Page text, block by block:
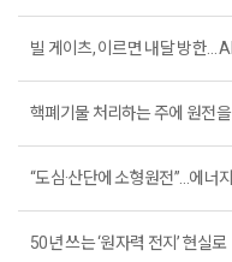
빌 게이츠, 이르면 내달 방한…
“도심·산단에 소형원전”…에너
50년 쓰는 ‘원자력 전지’ 현실로